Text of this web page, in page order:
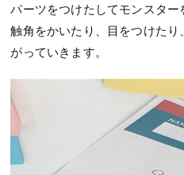
パーツをつけたしてモンスタ
触角をかいたり、目をつけた
がっていきます。